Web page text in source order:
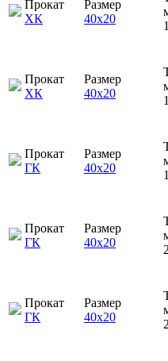
Прокат
ХК
Размер
40х20
Прокат
ХК
Размер
40х20
Прокат
ГК
Размер
40х20
Прокат
ГК
Размер
40х20
Прокат
ГК
Размер
40х20